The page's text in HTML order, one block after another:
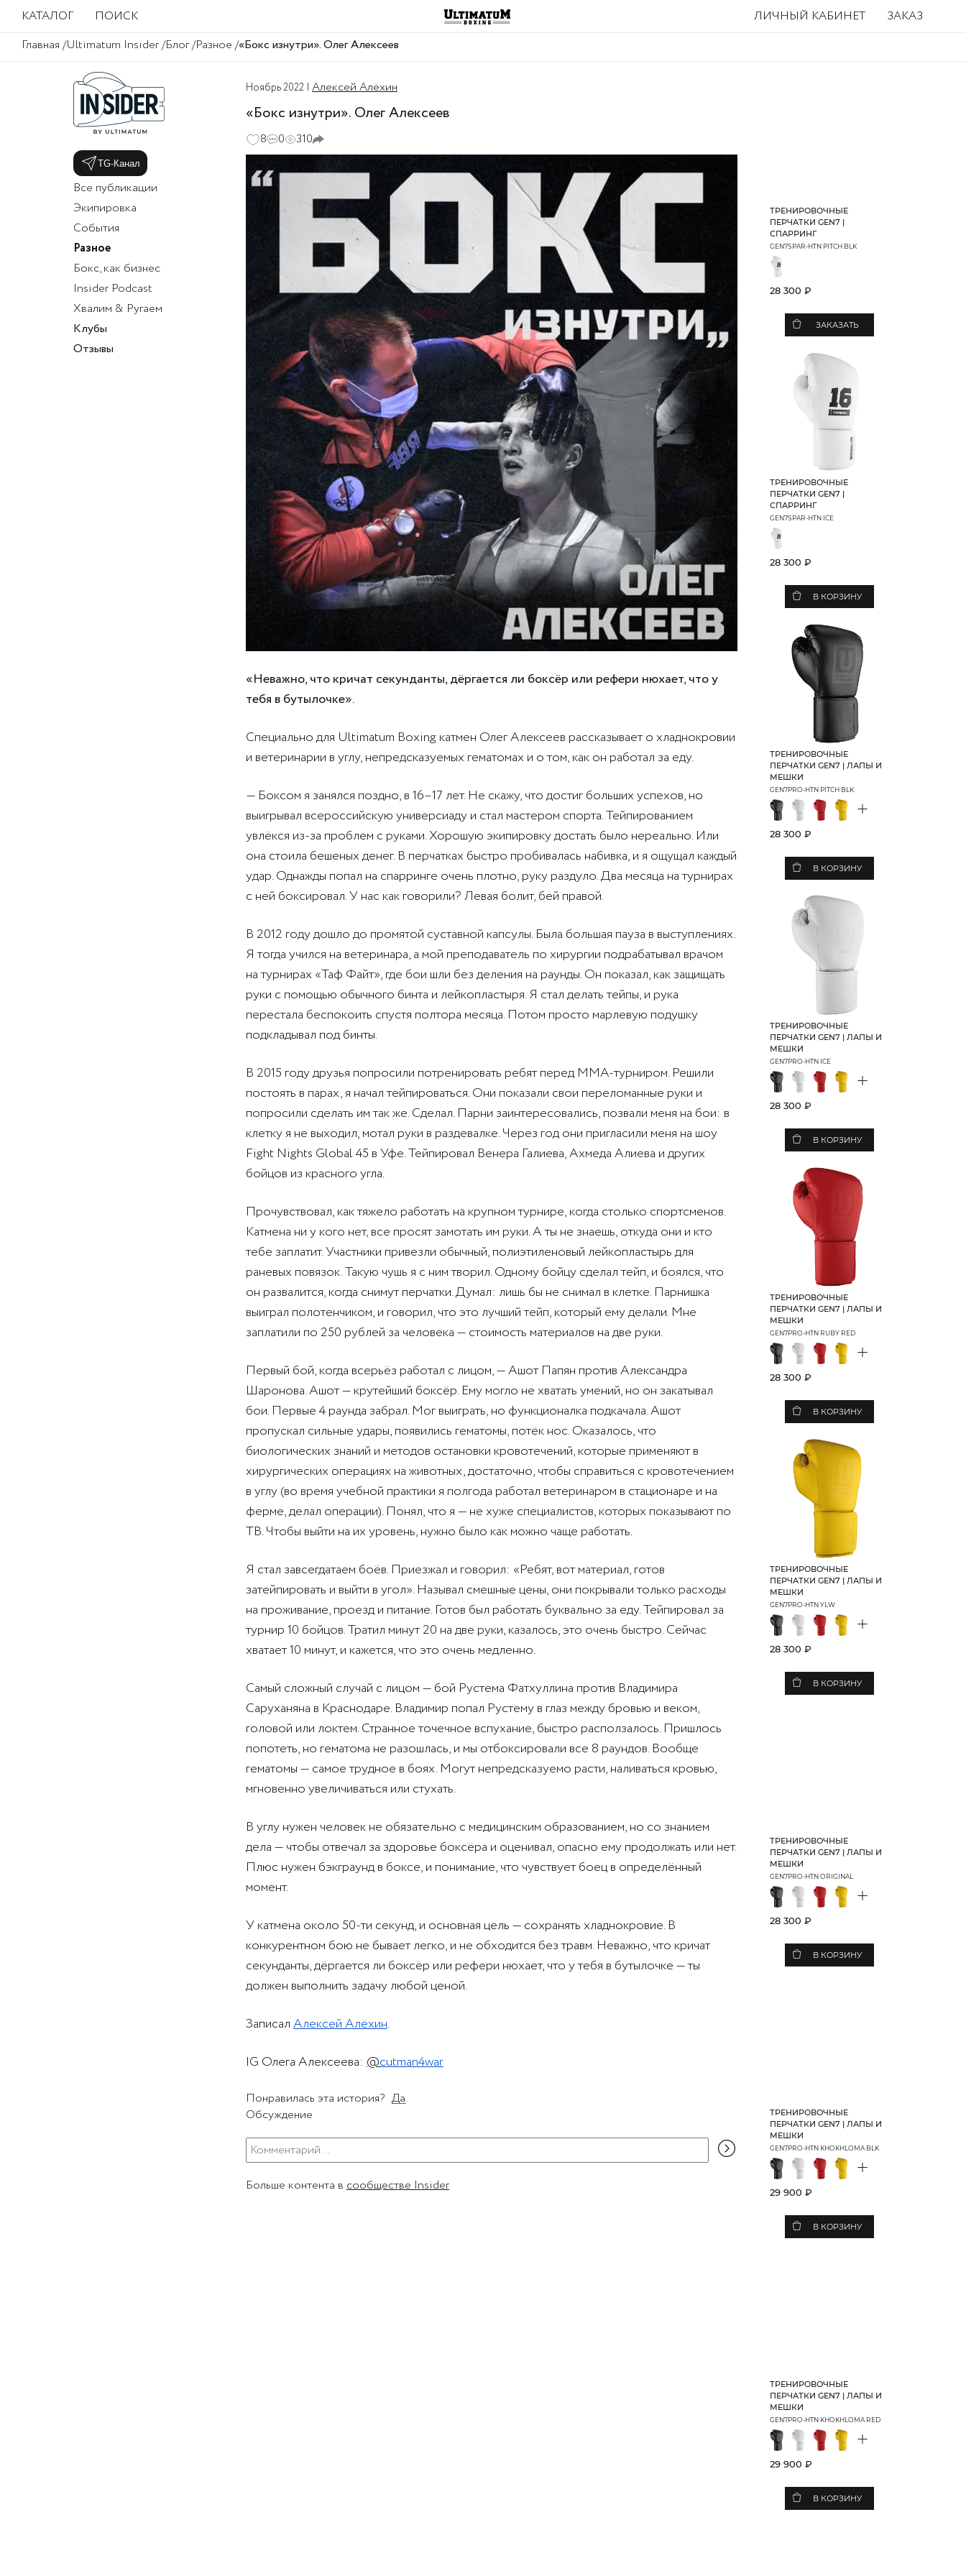
Главная Ultimatum Insider Блог Разное «Бокс изнутри». Олег Алексеев
КАТАЛОГ ПОИСК ЛИЧНЫЙ КАБИНЕТ ЗАКАЗ
TG-Канал
Все публикации
Экипировка
События
Разное
Бокс, как бизнес
Insider Podcast
Хвалим & Ругаем
Клубы
Отзывы
Ноябрь 2022 | Алексей Алёхин
«Бокс изнутри». Олег Алексеев
8 0 310
«Неважно, что кричат секунданты, дёргается ли боксёр или рефери нюхает, что у
тебя в бутылочке».
Специально для Ultimatum Boxing катмен Олег Алексеев рассказывает о хладнокровии
и ветеринарии в углу, непредсказуемых гематомах и о том, как он работал за еду.
— Боксом я занялся поздно, в 16–17 лет. Не скажу, что достиг больших успехов, но
выигрывал всероссийскую универсиаду и стал мастером спорта. Тейпированием
увлёкся из-за проблем с руками. Хорошую экипировку достать было нереально. Или
она стоила бешеных денег. В перчатках быстро пробивалась набивка, и я ощущал каждый
удар. Однажды попал на спарринге очень плотно, руку раздуло. Два месяца на турнирах
с ней боксировал. У нас как говорили? Левая болит, бей правой.
В 2012 году дошло до промятой суставной капсулы. Была большая пауза в выступлениях.
Я тогда учился на ветеринара, а мой преподаватель по хирургии подрабатывал врачом
на турнирах «Таф Файт», где бои шли без деления на раунды. Он показал, как защищать
руки с помощью обычного бинта и лейкопластыря. Я стал делать тейпы, и рука
перестала беспокоить спустя полтора месяца. Потом просто марлевую подушку
подкладывал под бинты.
В 2015 году друзья попросили потренировать ребят перед ММА-турниром. Решили
постоять в парах, я начал тейпироваться. Они показали свои переломанные руки и
попросили сделать им так же. Сделал. Парни заинтересовались, позвали меня на бои: в
клетку я не выходил, мотал руки в раздевалке. Через год они пригласили меня на шоу
Fight Nights Global 45 в Уфе. Тейпировал Венера Галиева, Ахмеда Алиева и других
бойцов из красного угла.
Прочувствовал, как тяжело работать на крупном турнире, когда столько спортсменов.
Катмена ни у кого нет, все просят замотать им руки. А ты не знаешь, откуда они и кто
тебе заплатит. Участники привезли обычный, полиэтиленовый лейкопластырь для
раневых повязок. Такую чушь я с ним творил. Одному бойцу сделал тейп, и боялся, что
он развалится, когда снимут перчатки. Думал: лишь бы не снимал в клетке. Парнишка
выиграл полотенчиком, и говорил, что это лучший тейп, который ему делали. Мне
заплатили по 250 рублей за человека — стоимость материалов на две руки.
Первый бой, когда всерьёз работал с лицом, — Ашот Папян против Александра
Шаронова. Ашот — крутейший боксёр. Ему могло не хватать умений, но он закатывал
бои. Первые 4 раунда забрал. Мог выиграть, но функционалка подкачала. Ашот
пропускал сильные удары, появились гематомы, потёк нос. Оказалось, что
биологических знаний и методов остановки кровотечений, которые применяют в
хирургических операциях на животных, достаточно, чтобы справиться с кровотечением
в углу (во время учебной практики я полгода работал ветеринаром в стационаре и на
ферме, делал операции). Понял, что я — не хуже специалистов, которых показывают по
ТВ. Чтобы выйти на их уровень, нужно было как можно чаще работать.
Я стал завсегдатаем боёв. Приезжал и говорил: «Ребят, вот материал, готов
затейпировать и выйти в угол». Называл смешные цены, они покрывали только расходы
на проживание, проезд и питание. Готов был работать буквально за еду. Тейпировал за
турнир 10 бойцов. Тратил минут 20 на две руки, казалось, это очень быстро. Сейчас
хватает 10 минут, и кажется, что это очень медленно.
Самый сложный случай с лицом — бой Рустема Фатхуллина против Владимира
Саруханяна в Краснодаре. Владимир попал Рустему в глаз между бровью и веком,
головой или локтем. Странное точечное вспухание, быстро расползалось. Пришлось
попотеть, но гематома не разошлась, и мы отбоксировали все 8 раундов. Вообще
гематомы — самое трудное в боях. Могут непредсказуемо расти, наливаться кровью,
мгновенно увеличиваться или стухать.
В углу нужен человек не обязательно с медицинским образованием, но со знанием
дела — чтобы отвечал за здоровье боксёра и оценивал, опасно ему продолжать или нет.
Плюс нужен бэкграунд в боксе, и понимание, что чувствует боец в определённый
момент.
У катмена около 50-ти секунд, и основная цель — сохранять хладнокровие. В
конкурентном бою не бывает легко, и не обходится без травм. Неважно, что кричат
секунданты, дёргается ли боксёр или рефери нюхает, что у тебя в бутылочке — ты
должен выполнить задачу любой ценой.
ЗаписалАлексей Алёхин.
IG Олега Алексеева: @cutman4war
Понравилась эта история? Да
Обсуждение
Больше контента в сообществе Insider
ТРЕНИРОВОЧНЫЕ
ПЕРЧАТКИ GEN7 |
СПАРРИНГ
GEN7SPAR-HTN PITCH BLK
28 300 ₽
ЗАКАЗАТЬ
ТРЕНИРОВОЧНЫЕ
ПЕРЧАТКИ GEN7 |
СПАРРИНГ
GEN7SPAR-HTN ICE
28 300 ₽
В КОРЗИНУ
ТРЕНИРОВОЧНЫЕ
ПЕРЧАТКИ GEN7 | ЛАПЫ И
МЕШКИ
GEN7PRO-HTN PITCH BLK
+
28 300 ₽
В КОРЗИНУ
ТРЕНИРОВОЧНЫЕ
ПЕРЧАТКИ GEN7 | ЛАПЫ И
МЕШКИ
GEN7PRO-HTN ICE
+
28 300 ₽
В КОРЗИНУ
ТРЕНИРОВОЧНЫЕ
ПЕРЧАТКИ GEN7 | ЛАПЫ И
МЕШКИ
GEN7PRO-HTN RUBY RED
+
28 300 ₽
В КОРЗИНУ
ТРЕНИРОВОЧНЫЕ
ПЕРЧАТКИ GEN7 | ЛАПЫ И
МЕШКИ
GEN7PRO-HTN YLW
+
28 300 ₽
В КОРЗИНУ
ТРЕНИРОВОЧНЫЕ
ПЕРЧАТКИ GEN7 | ЛАПЫ И
МЕШКИ
GEN7PRO-HTN ORIGINAL
+
28 300 ₽
В КОРЗИНУ
ТРЕНИРОВОЧНЫЕ
ПЕРЧАТКИ GEN7 | ЛАПЫ И
МЕШКИ
GEN7PRO-HTN KHOKHLOMA BLK
+
29 900 ₽
В КОРЗИНУ
ТРЕНИРОВОЧНЫЕ
ПЕРЧАТКИ GEN7 | ЛАПЫ И
МЕШКИ
GEN7PRO-HTN KHOKHLOMA RED
+
29 900 ₽
В КОРЗИНУ